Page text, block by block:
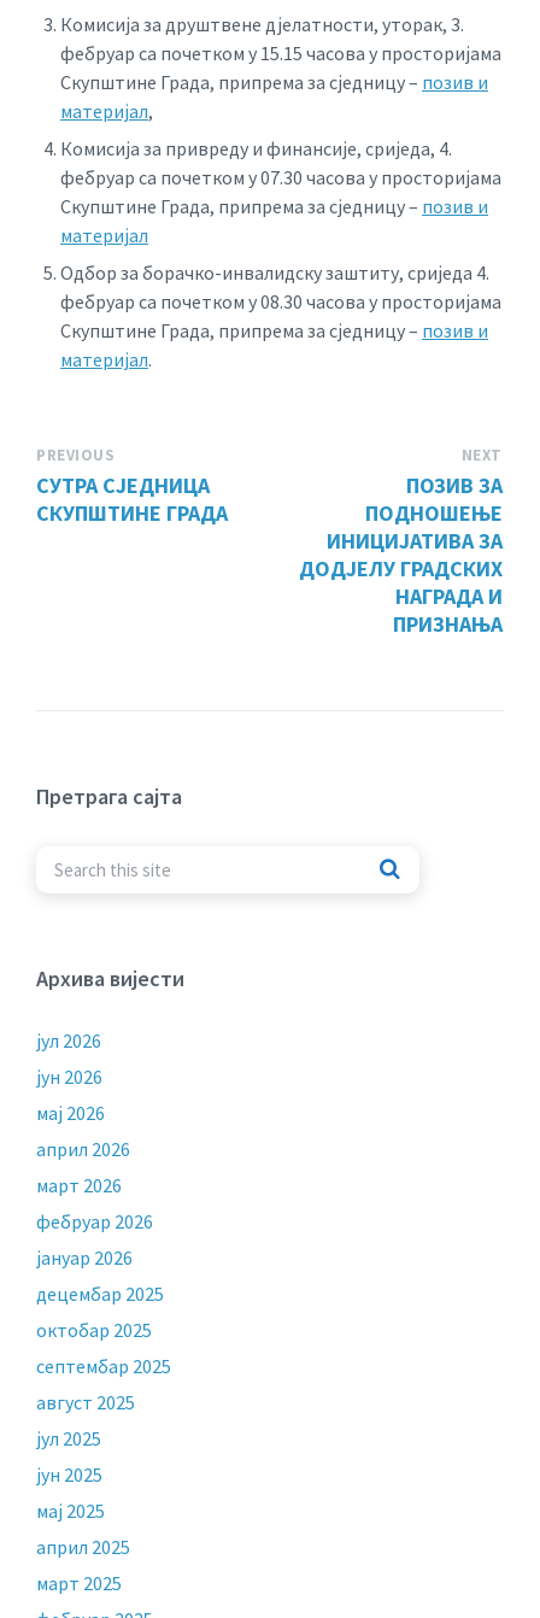
Комисија за друштвене дјелатности, уторак, 3.
фебруар са почетком у 15.15 часова у просторијама
Скупштине Града, припрема за сједницу – позив и
материјал,
Комисија за привреду и финансије, сриједа, 4.
фебруар са почетком у 07.30 часова у просторијама
Скупштине Града, припрема за сједницу – позив и
материјал
Одбор за борачко-инвалидску заштиту, сриједа 4.
фебруар са почетком у 08.30 часова у просторијама
Скупштине Града, припрема за сједницу – позив и
материјал.
PREVIOUS
СУТРА СЈЕДНИЦА
СКУПШТИНЕ ГРАДА
NEXT
ПОЗИВ ЗА
ПОДНОШЕЊЕ
ИНИЦИЈАТИВА ЗА
ДОДЈЕЛУ ГРАДСКИХ
НАГРАДА И
ПРИЗНАЊА
Претрага сајта
Архива вијести
јул 2026
јун 2026
мај 2026
април 2026
март 2026
фебруар 2026
јануар 2026
децембар 2025
октобар 2025
септембар 2025
август 2025
јул 2025
јун 2025
мај 2025
април 2025
март 2025